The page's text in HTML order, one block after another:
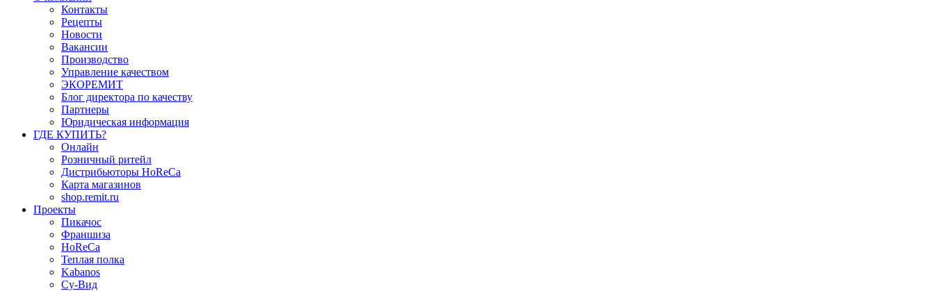
Контакты
Рецепты
Новости
Вакансии
Производство
Управление качеством
ЭКОРЕМИТ
Блог директора по качеству
Партнеры
Юридическая информация
ГДЕ КУПИТЬ?
Онлайн
Розничный ритейл
Дистрибьюторы HoReCa
Карта магазинов
shop.remit.ru
Проекты
Пикачос
Франшиза
HoReCa
Теплая полка
Kabanos
Су-Вид